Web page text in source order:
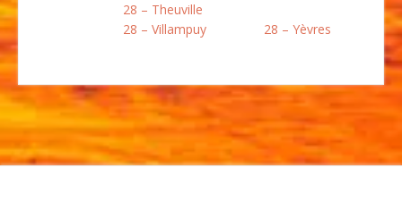
28 – Theuville
28 – Villampuy
28 – Yèvres